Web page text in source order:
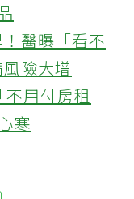
醫曝「看不
險大增
用付房租
寒